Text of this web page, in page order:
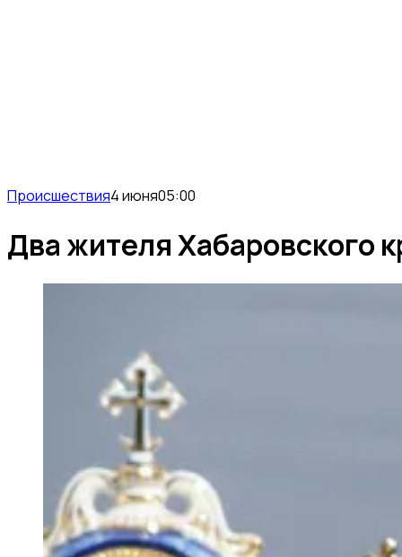
Происшествия4 июня05:00
Два жителя Хабаровского